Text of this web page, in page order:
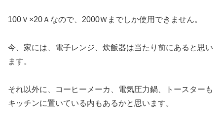
100Ｖ×20Ａなので、2000Ｗまでしか使用できません。
今、家には、電子レンジ、炊飯器は当たり前にあると思い
ます。
それ以外に、コーヒーメーカ、電気圧力鍋、トースターも
キッチンに置いている内もあるかと思います。